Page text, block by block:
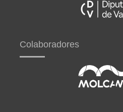
Colaboradores